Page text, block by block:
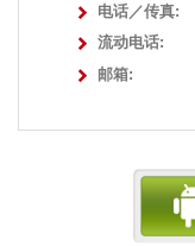
电话／传真:
流动电话:
邮箱: